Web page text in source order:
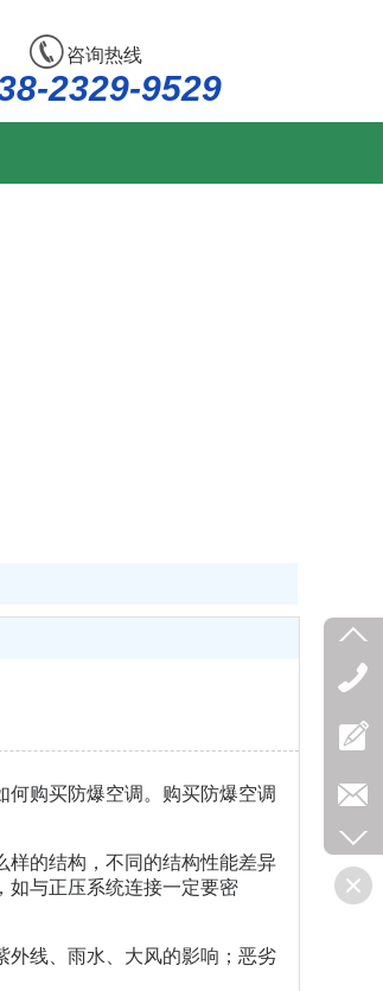
咨询热线
2329-9529
购买防爆空调。购买防爆空调
样的结构，不同的结构性能差异
如与正压系统连接一定要密
外线、雨水、大风的影响；恶劣